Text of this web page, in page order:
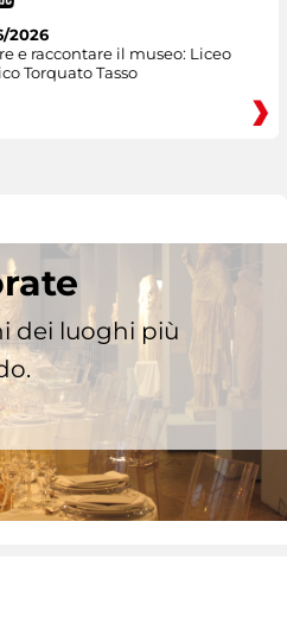
2026
e raccontare il museo: Liceo
Torquato Tasso
dei luoghi più